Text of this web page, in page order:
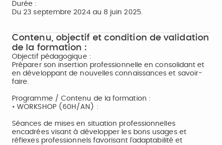
Durée :
Du 23 septembre 2024 au 8 juin 2025.
Contenu, objectif et condition de validation
de la formation :
Objectif pédagogique :
Préparer son insertion professionnelle en consolidant et
en développant de nouvelles connaissances et savoir-
faire.
Programme / Contenu de la formation :
• WORKSHOP (60H/AN) :
Séances de mises en situation professionnelles
encadrées visant à développer les bons usages et
réflexes professionnels favorisant l’adaptabilité et